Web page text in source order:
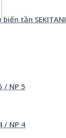
tần
/ NP 5
/ NP 4